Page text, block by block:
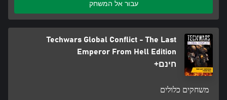
עבור אל המשחק
Techwars Global Conflict - The Last
Emperor From Hell Edition
חינם+
משחקים כלולים